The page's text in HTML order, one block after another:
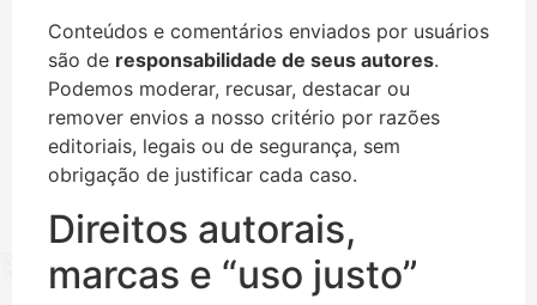
Conteúdos e comentários enviados por usuários
são de responsabilidade de seus autores.
Podemos moderar, recusar, destacar ou
remover envios a nosso critério por razões
editoriais, legais ou de segurança, sem
obrigação de justificar cada caso.
Direitos autorais,
marcas e “uso justo”